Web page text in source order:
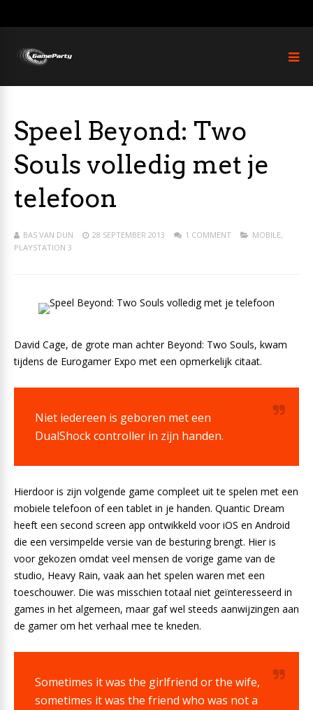
Speel Beyond: Two
Souls volledig met je
telefoon
BAS VAN DUN 28 SEPTEMBER 2013 1 COMMENT MOBILE,
PLAYSTATION 3
David Cage, de grote man achter Beyond: Two Souls, kwam
tijdens de Eurogamer Expo met een opmerkelijk citaat.
Niet iedereen is geboren met een
DualShock controller in zijn handen.
Hierdoor is zijn volgende game compleet uit te spelen met een
mobiele telefoon of een tablet in je handen. Quantic Dream
heeft een second screen app ontwikkeld voor iOS en Android
die een versimpelde versie van de besturing brengt. Hier is
voor gekozen omdat veel mensen de vorige game van de
studio, Heavy Rain, vaak aan het spelen waren met een
toeschouwer. Die was misschien totaal niet geïnteresseerd in
games in het algemeen, maar gaf wel steeds aanwijzingen aan
de gamer om het verhaal mee te kneden.
Sometimes it was the girlfriend or the wife,
sometimes it was the friend who was not a